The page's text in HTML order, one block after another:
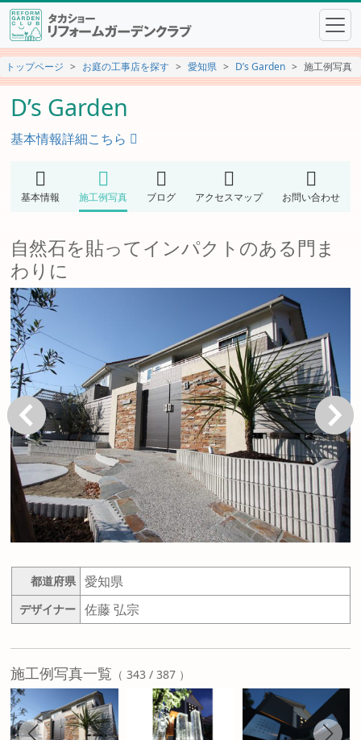
トップページ お庭の工事店を探す 愛知県 D’s Garden 施工例写真
D’s Garden
基本情報詳細こちら
基本情報 施工例写真 ブログ アクセスマップ お問い合わせ
自然石を貼ってインパクトのある門ま
わりに
戻る 次へ
都道府県 愛知県
デザイナー 佐藤 弘宗
施工例写真一覧 （ 343 / 387 ）